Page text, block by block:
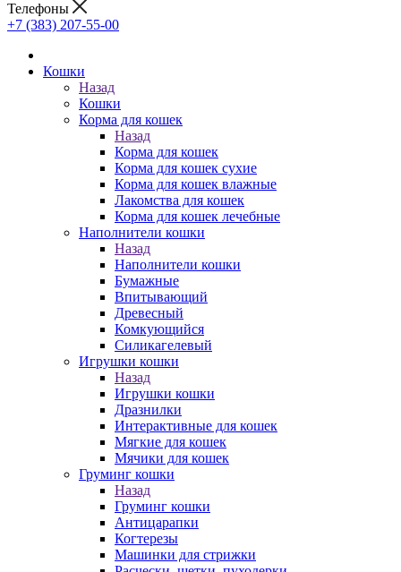
Телефоны
+7 (383) 207-55-00
Кошки
Назад
Кошки
Корма для кошек
Назад
Корма для кошек
Корма для кошек сухие
Корма для кошек влажные
Лакомства для кошек
Корма для кошек лечебные
Наполнители кошки
Назад
Наполнители кошки
Бумажные
Впитывающий
Древесный
Комкующийся
Силикагелевый
Игрушки кошки
Назад
Игрушки кошки
Дразнилки
Интерактивные для кошек
Мягкие для кошек
Мячики для кошек
Груминг кошки
Назад
Груминг кошки
Антицарапки
Когтерезы
Машинки для стрижки